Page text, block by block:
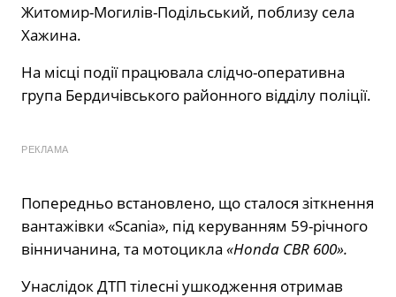
Житомир-Могилів-Подільський, поблизу села
Хажина.
На місці події працювала слідчо-оперативна
група Бердичівського районного відділу поліції.
РЕКЛАМА
Попередньо встановлено, що сталося зіткнення
вантажівки «Scania», під керуванням 59-річного
вінничанина, та мотоцикла «Honda СВR 600».
Унаслідок ДТП тілесні ушкодження отримав